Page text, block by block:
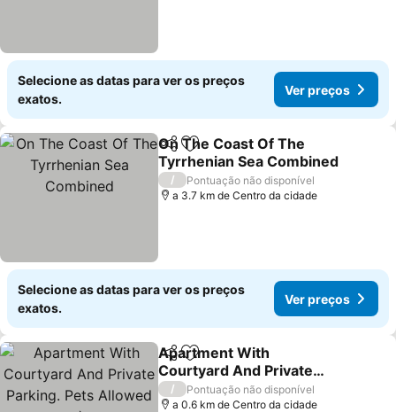
Selecione as datas para ver os preços
exatos.
Ver preços
PartilharAdicionar aos favoritos
On The Coast Of The
Tyrrhenian Sea Combined
/
Pontuação não disponível
a 3.7 km de Centro da cidade
Selecione as datas para ver os preços
exatos.
Ver preços
PartilharAdicionar aos favoritos
Apartment With
Courtyard And Private
Parking. Pets Allowed :)
/
Pontuação não disponível
a 0.6 km de Centro da cidade